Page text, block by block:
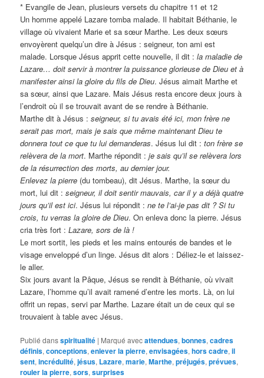
* Evangile de Jean, plusieurs versets du chapitre 11 et 12
Un homme appelé Lazare tomba malade. Il habitait Béthanie, le
village où vivaient Marie et sa sœur Marthe. Les deux sœurs
envoyèrent quelqu’un dire à Jésus : seigneur, ton ami est
malade. Lorsque Jésus apprit cette nouvelle, il dit :la maladie de
Lazare… doit servir à montrer la puissance glorieuse de Dieu et à
manifester ainsi la gloire du fils de Dieu. Jésus aimait Marthe et
sa sœur, ainsi que Lazare. Mais Jésus resta encore deux jours à
l’endroit où il se trouvait avant de se rendre à Béthanie.
Marthe dit à Jésus :seigneur, si tu avais été ici, mon frère ne
serait pas mort, mais je sais que même maintenant Dieu te
donnera tout ce que tu lui demanderas. Jésus lui dit :ton frère se
relèvera de la mort. Marthe répondit :je sais qu’il se relèvera lors
de la résurrection des morts, au dernier jour.
Enlevez la pierre (du tombeau), dit Jésus. Marthe, la sœur du
mort, lui dit :seigneur, il doit sentir mauvais, car il y a déjà quatre
jours qu’il est ici. Jésus lui répondit :ne te l’ai-je pas dit ? Si tu
crois, tu verras la gloire de Dieu. On enleva donc la pierre. Jésus
cria très fort :Lazare, sors de là !
Le mort sortit, les pieds et les mains entourés de bandes et le
visage enveloppé d’un linge. Jésus dit alors : Déliez-le et laissez-
le aller.
Six jours avant la Pâque, Jésus se rendit à Béthanie, où vivait
Lazare, l’homme qu’il avait ramené d’entre les morts. Là, on lui
offrit un repas, servi par Marthe. Lazare était un de ceux qui se
trouvaient à table avec Jésus.
Publié dansspiritualité | Marqué avecattendues,bonnes,cadres
définis,conceptions,enlever la pierre,envisagées,hors cadre,il
sent,incrédulité,jésus, Lazare,marie,Marthe,préjugés,prévues,
rouler la pierre,sors,surprises